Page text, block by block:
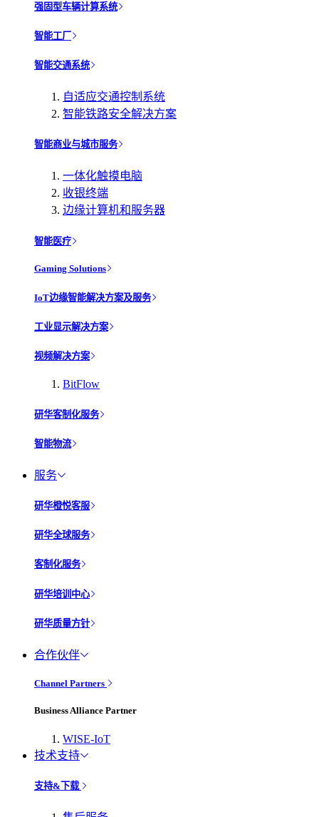
强固型车辆计算系统
智能工厂
智能交通系统
自适应交通控制系统
智能铁路安全解决方案
智能商业与城市服务
一体化触摸电脑
收银终端
边缘计算机和服务器
智能医疗
Gaming Solutions
IoT边缘智能解决方案及服务
工业显示解决方案
视频解决方案
BitFlow
研华客制化服务
智能物流
服务
研华橙悦客服
研华全球服务
客制化服务
研华培训中心
研华质量方针
合作伙伴
Channel Partners
Business Alliance Partner
WISE-IoT
技术支持
支持&下载